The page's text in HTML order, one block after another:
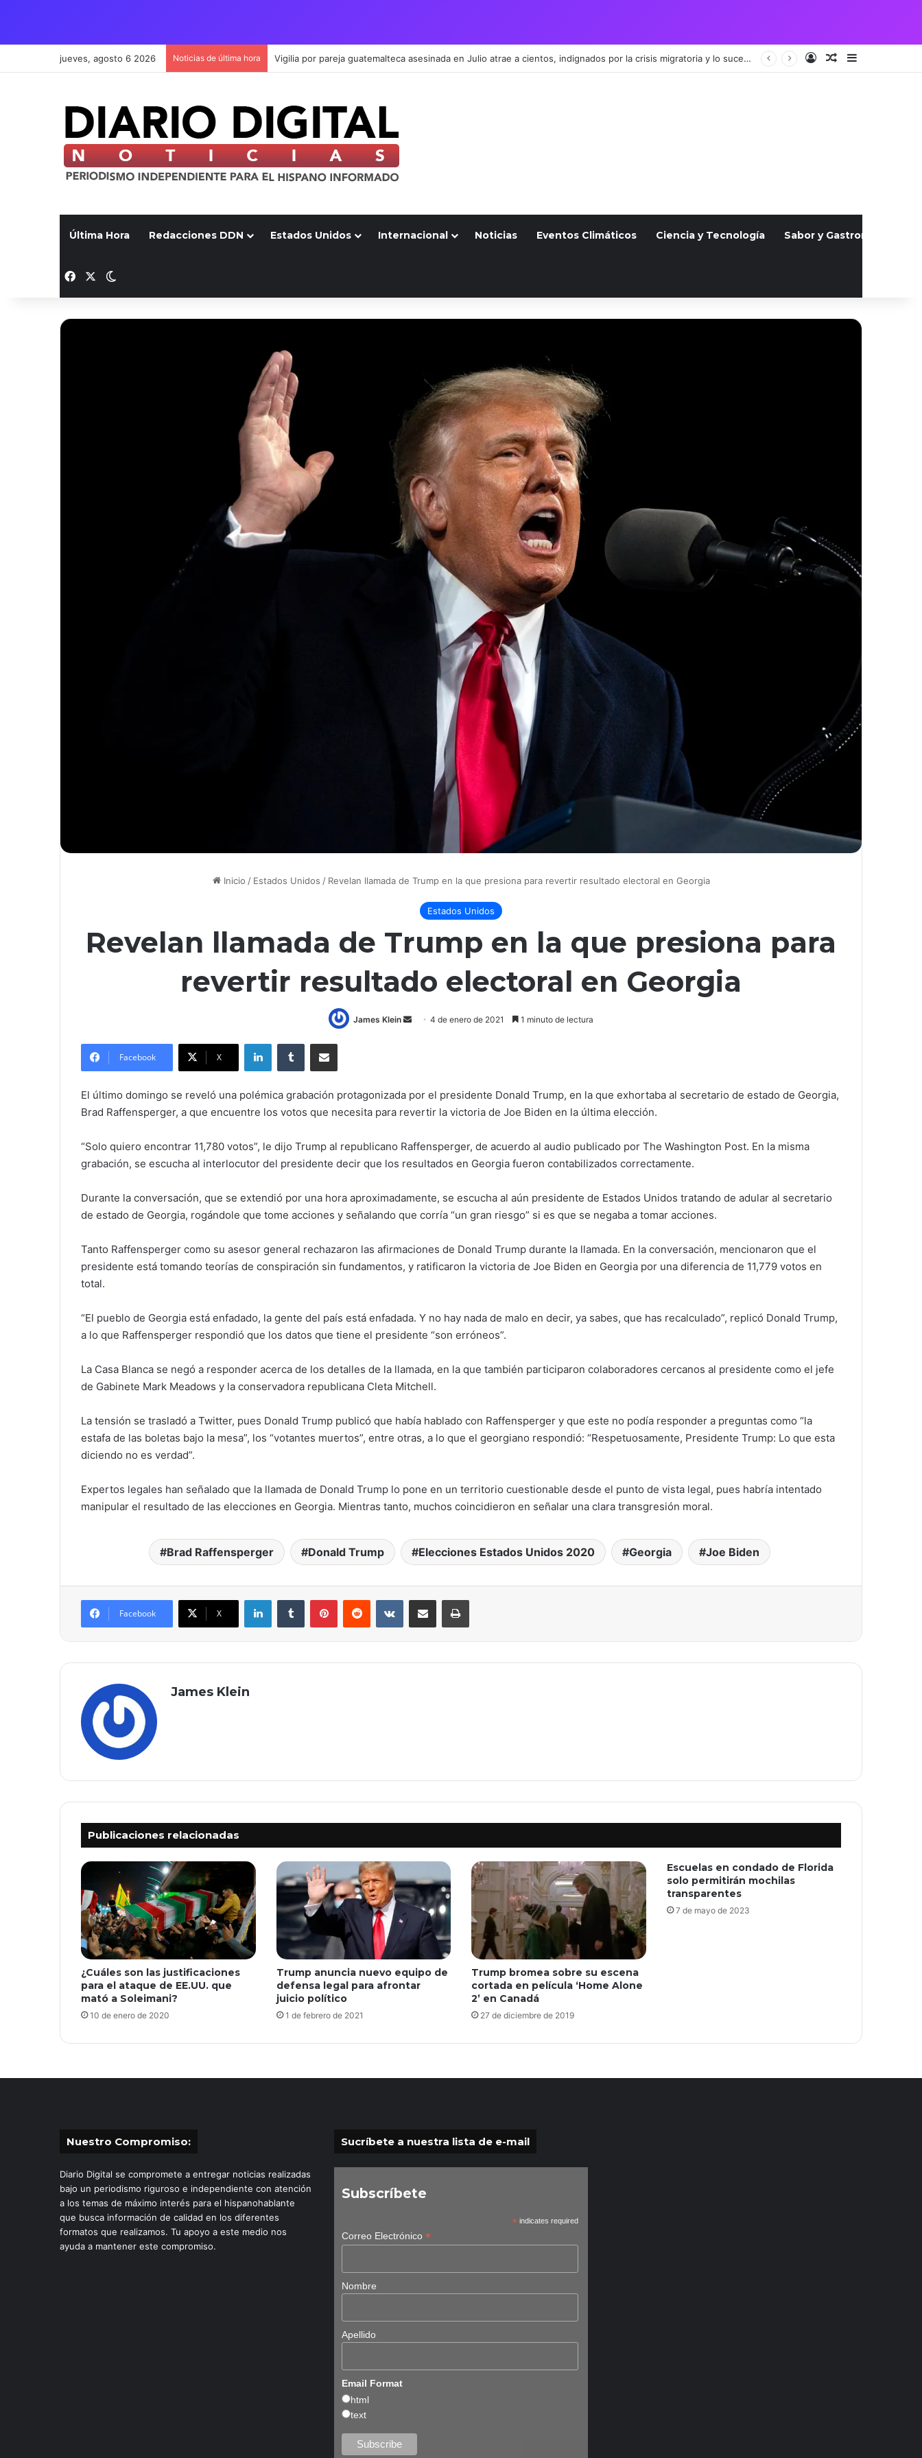
jueves, agosto 6 2026 Noticias de última hora Vigilia por pareja guatemalteca asesinada en Julio atrae a cientos, indignados por la crisis migratoria y lo sucedido AccesoPublicación al
Barra lateral
Última Hora Redacciones DDN Estados Unidos Internacional Noticias Eventos Climáticos Ciencia y Tecnología Sabor y Gastronomía
Facebook
Inicio / Estados Unidos / Revelan llamada de Trump en la que presiona para revertir resultado electoral en Georgia
Estados Unidos
Revelan llamada de Trump en la que presiona para
revertir resultado electoral en Georgia
James Klein
Send4 de enero de 2021 1 minuto de lectura
Facebook X
LinkedInTumblr Compartir por correo electrónico
El último domingo se reveló una polémica grabación protagonizada por el presidente Donald Trump, en la que exhortaba al secretario de estado de Georgia,
Brad Raffensperger, a que encuentre los votos que necesita para revertir la victoria de Joe Biden en la última elección.
“Solo quiero encontrar 11,780 votos”, le dijo Trump al republicano Raffensperger, de acuerdo al audio publicado por The Washington Post. En la misma
grabación, se escucha al interlocutor del presidente decir que los resultados en Georgia fueron contabilizados correctamente.
Durante la conversación, que se extendió por una hora aproximadamente, se escucha al aún presidente de Estados Unidos tratando de adular al secretario
de estado de Georgia, rogándole que tome acciones y señalando que corría “un gran riesgo” si es que se negaba a tomar acciones.
Tanto Raffensperger como su asesor general rechazaron las afirmaciones de Donald Trump durante la llamada. En la conversación, mencionaron que el
presidente está tomando teorías de conspiración sin fundamentos, y ratificaron la victoria de Joe Biden en Georgia por una diferencia de 11,779 votos en
total.
“El pueblo de Georgia está enfadado, la gente del país está enfadada. Y no hay nada de malo en decir, ya sabes, que has recalculado”, replicó Donald Trump,
a lo que Raffensperger respondió que los datos que tiene el presidente “son erróneos”.
La Casa Blanca se negó a responder acerca de los detalles de la llamada, en la que también participaron colaboradores cercanos al presidente como el jefe
de Gabinete Mark Meadows y la conservadora republicana Cleta Mitchell.
La tensión se trasladó a Twitter, pues Donald Trump publicó que había hablado con Raffensperger y que este no podía responder a preguntas como “la
estafa de las boletas bajo la mesa”, los “votantes muertos”, entre otras, a lo que el georgiano respondió: “Respetuosamente, Presidente Trump: Lo que esta
diciendo no es verdad”.
Expertos legales han señalado que la llamada de Donald Trump lo pone en un territorio cuestionable desde el punto de vista legal, pues habría intentado
manipular el resultado de las elecciones en Georgia. Mientras tanto, muchos coincidieron en señalar una clara transgresión moral.
Brad Raffensperger Donald Trump Elecciones Estados Unidos 2020 Georgia Joe Biden
Facebook X
LinkedInTumblr PinterestReddit VKontakteCompartir por correo electrónicoImprimir
James Klein
Publicaciones relacionadas
¿Cuáles son las justificaciones
para el ataque de EE.UU. que
mató a Soleimani?
10 de enero de 2020
Trump anuncia nuevo equipo de
defensa legal para afrontar
juicio político
1 de febrero de 2021
Trump bromea sobre su escena
cortada en película ‘Home Alone
2’ en Canadá
27 de diciembre de 2019
Escuelas en condado de Florida
solo permitirán mochilas
transparentes
7 de mayo de 2023
Nuestro Compromiso:
Diario Digital se compromete a entregar noticias realizadas
bajo un periodismo riguroso e independiente con atención
a los temas de máximo interés para el hispanohablante
que busca información de calidad en los diferentes
formatos que realizamos. Tu apoyo a este medio nos
ayuda a mantener este compromiso.
Sucríbete a nuestra lista de e-mail
Subscríbete
* indicates required
Correo Electrónico*
Nombre
Apellido
Email Format
html
text